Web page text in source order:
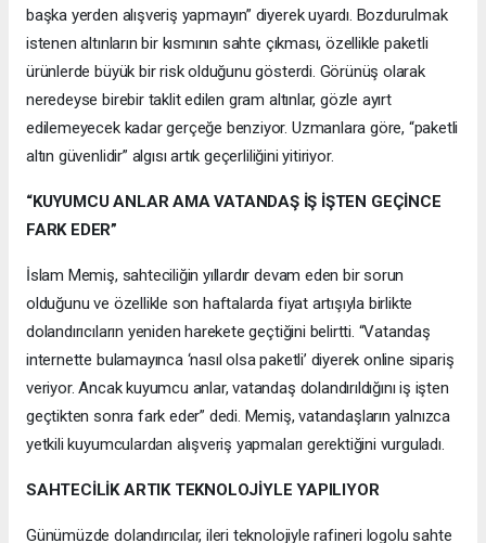
başka yerden alışveriş yapmayın” diyerek uyardı. Bozdurulmak
istenen altınların bir kısmının sahte çıkması, özellikle paketli
ürünlerde büyük bir risk olduğunu gösterdi. Görünüş olarak
neredeyse birebir taklit edilen gram altınlar, gözle ayırt
edilemeyecek kadar gerçeğe benziyor. Uzmanlara göre, “paketli
altın güvenlidir” algısı artık geçerliliğini yitiriyor.
“KUYUMCU ANLAR AMA VATANDAŞ İŞ İŞTEN GEÇİNCE
FARK EDER”
İslam Memiş, sahteciliğin yıllardır devam eden bir sorun
olduğunu ve özellikle son haftalarda fiyat artışıyla birlikte
dolandırıcıların yeniden harekete geçtiğini belirtti. “Vatandaş
internette bulamayınca ‘nasıl olsa paketli’ diyerek online sipariş
veriyor. Ancak kuyumcu anlar, vatandaş dolandırıldığını iş işten
geçtikten sonra fark eder” dedi. Memiş, vatandaşların yalnızca
yetkili kuyumculardan alışveriş yapmaları gerektiğini vurguladı.
SAHTECİLİK ARTIK TEKNOLOJİYLE YAPILIYOR
Günümüzde dolandırıcılar, ileri teknolojiyle rafineri logolu sahte